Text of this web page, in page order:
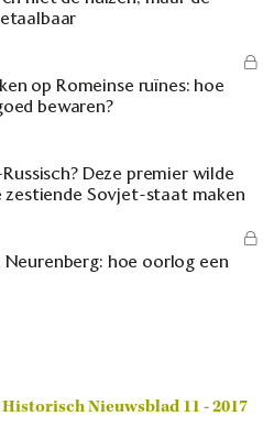
op Romeinse ruïnes: hoe
bewaren?
Deze premier wilde
zestiende Sovjet-staat maken
Neurenberg: hoe oorlog een
Historisch Nieuwsblad 11 - 2017